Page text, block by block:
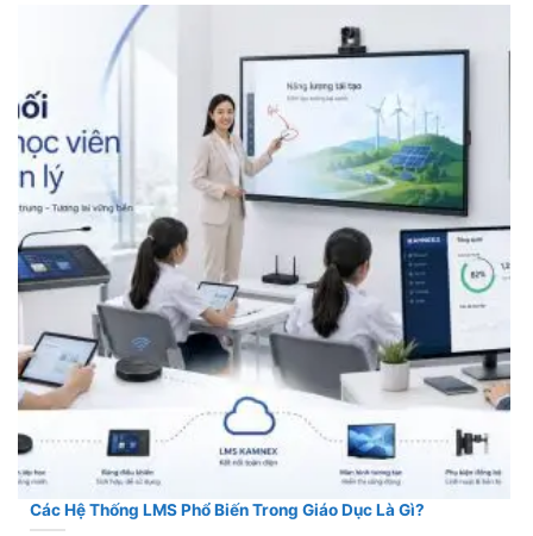
Các Hệ Thống LMS Phổ Biến Trong Giáo Dục Là Gì?